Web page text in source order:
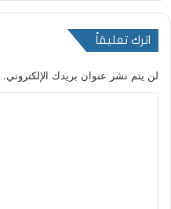
اترك تعليقاً
لن يتم نشر عنوان بريدك الإلكتروني.